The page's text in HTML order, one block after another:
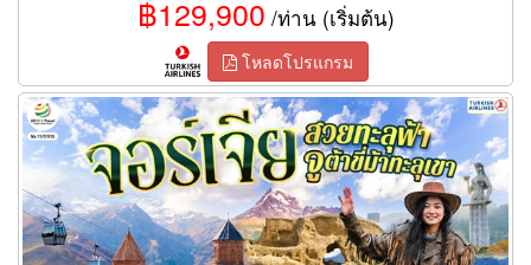
฿129,900 /ท่าน (เริ่มต้น)
โหลดโปรแกรม
ทัวร์จอร์เจียสวยทะลุฟ้า จูต้าขี่ม้าทะลุเขา 8 วัน 5 คืน